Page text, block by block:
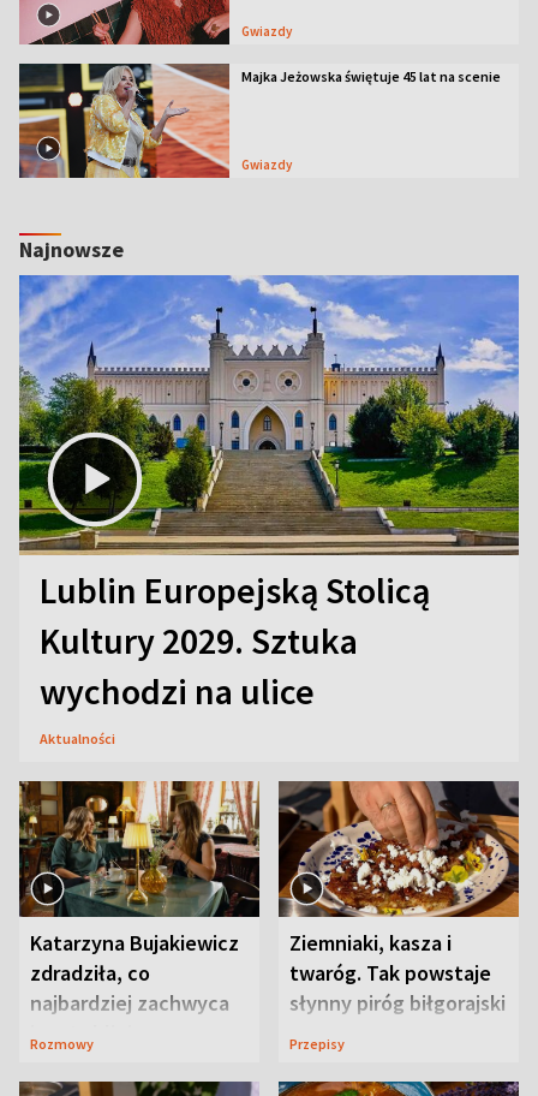
Gwiazdy
Majka Jeżowska świętuje 45 lat na scenie
Gwiazdy
Najnowsze
Lublin Europejską Stolicą
Kultury 2029. Sztuka
wychodzi na ulice
Aktualności
Katarzyna Bujakiewicz
zdradziła, co
najbardziej zachwyca
ją w Lublinie
Rozmowy
Ziemniaki, kasza i
twaróg. Tak powstaje
słynny piróg biłgorajski
Przepisy